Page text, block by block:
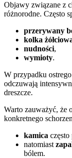
Objawy związane z
różnorodne. Często
przerywany
kolka
nudności,
wymioty.
W przypadku
odczuwają
dreszcze.
Warto zauważyć, że
konkretnego
kamica często
natomiast
bólem.